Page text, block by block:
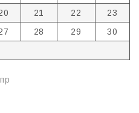
21 22
23
28 29
30